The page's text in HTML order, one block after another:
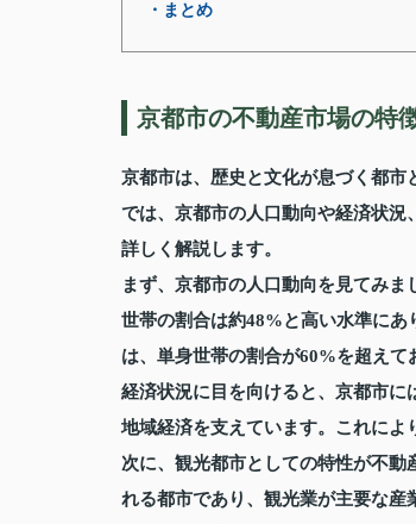
・まとめ
京都市の不動産市場の特
京都市は、歴史と文化が息づく都
では、京都市の人口動向や経済状
詳しく解説します。
まず、京都市の人口動向を見てみ
世帯の割合は約48%と高い水準に
は、単身世帯の割合が60%を超えて
経済状況に目を向けると、京都市
地域経済を支えています。これによ
次に、観光都市としての特性が不
れる都市であり、観光業が主要な